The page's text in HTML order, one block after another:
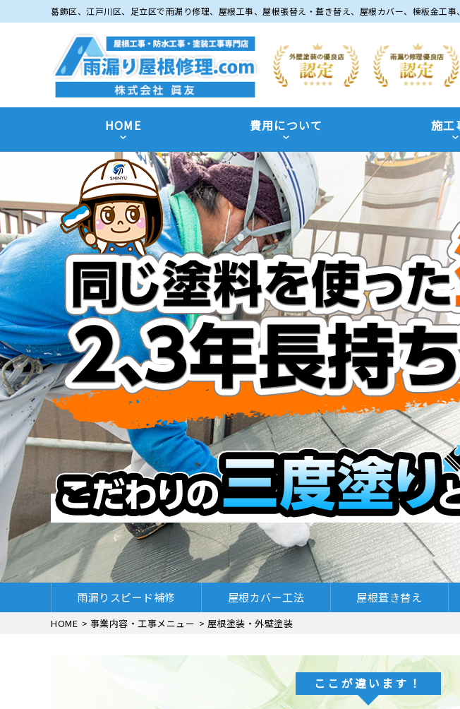
葛飾区、江戸川区、足立区で雨漏り修理、屋根工事、屋根張替え・葺き替え、屋根カバー、棟板金工
HOME 費用について 施工
雨漏りスピード補修 屋根カバー工法 屋根葺き替え
HOME > 事業内容・工事メニュー > 屋根塗装・外壁塗装
ここが違います！